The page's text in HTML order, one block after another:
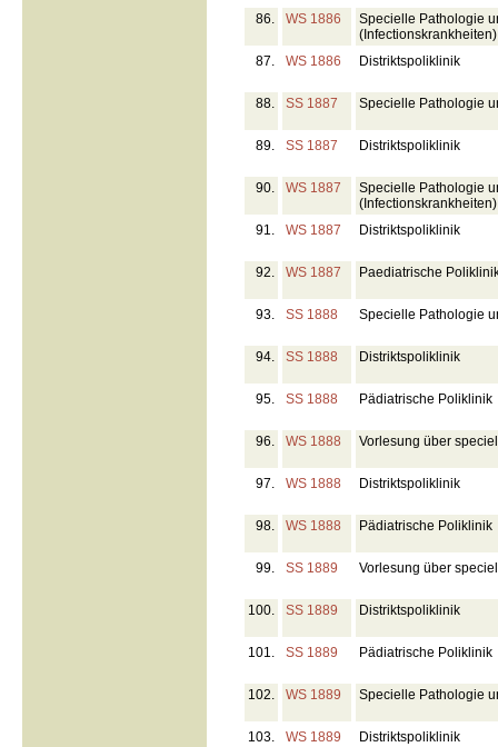
86. WS 1886
Specielle Pathologie
(Infectionskrankheiten)
87.
WS 1886 Distriktspoliklinik
88. SS 1887 Specielle Pathologie
89. SS 1887 Distriktspoliklinik
90. WS 1887
Specielle Pathologie
(Infectionskrankheiten)
91.
WS 1887 Distriktspoliklinik
92. WS 1887 Paediatrische
93. SS 1888 Specielle Pathologie
94. SS 1888 Distriktspoliklinik
95. SS 1888 Pädiatrische Poliklinik
96. WS 1888 Vorlesung über
97. WS 1888 Distriktspoliklinik
98. WS 1888 Pädiatrische Poliklinik
99. SS 1889 Vorlesung über
100. SS 1889 Distriktspoliklinik
101. SS 1889 Pädiatrische Poliklinik
102. WS 1889 Specielle Pathologie
103. WS 1889 Distriktspoliklinik